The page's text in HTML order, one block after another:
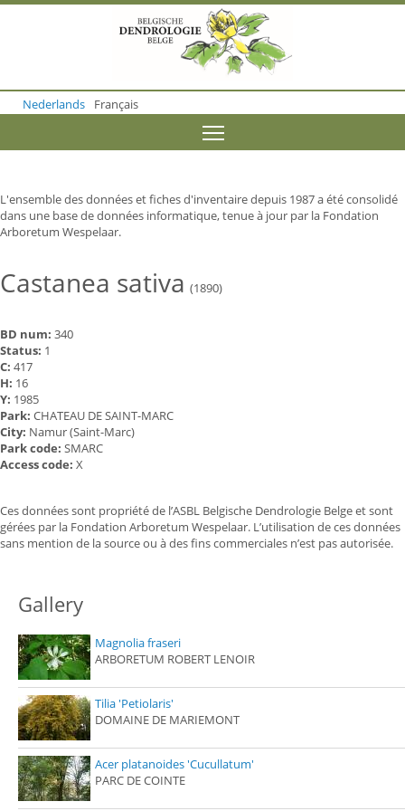
o
m
o
n
t
e
t
Nederlands Français
L'ensemble des données et fiches d'inventaire depuis 1987 a été consolidé
dans une base de données informatique, tenue à jour par la Fondation
Arboretum Wespelaar.
Castanea sativa (1890)
BD num: 340
Status: 1
C: 417
H: 16
Y: 1985
Park: CHATEAU DE SAINT-MARC
City: Namur (Saint-Marc)
Park code: SMARC
Access code: X
Ces données sont propriété de l’ASBL Belgische Dendrologie Belge et sont
gérées par la Fondation Arboretum Wespelaar. L’utilisation de ces données
sans mention de la source ou à des fins commerciales n’est pas autorisée.
Gallery
Magnolia fraseri
ARBORETUM ROBERT LENOIR
Tilia 'Petiolaris'
DOMAINE DE MARIEMONT
Acer platanoides 'Cucullatum'
PARC DE COINTE